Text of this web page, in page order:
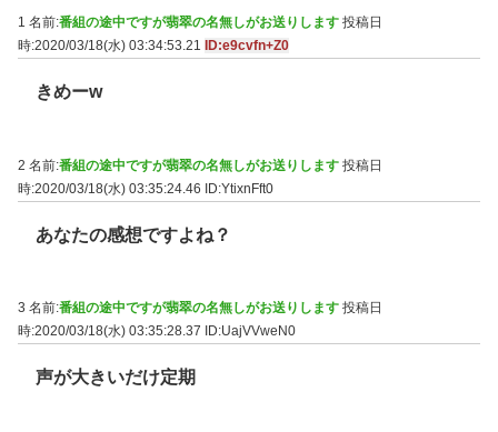
1 名前:番組の途中ですが翡翠の名無しがお送りします 投稿日
時:2020/03/18(水) 03:34:53.21
ID:e9cvfn+Z0
きめーw
2 名前:番組の途中ですが翡翠の名無しがお送りします 投稿日
時:2020/03/18(水) 03:35:24.46 ID:YtixnFft0
あなたの感想ですよね？
3 名前:番組の途中ですが翡翠の名無しがお送りします 投稿日
時:2020/03/18(水) 03:35:28.37
ID:UajVVweN0
声が大きいだけ定期